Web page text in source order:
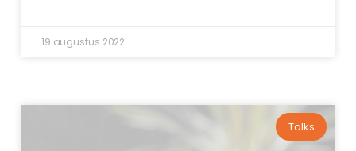
19 augustus 2022
Talks